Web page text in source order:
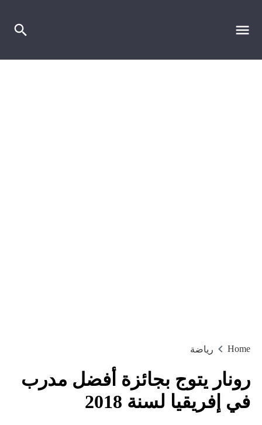
Home رياضة
رونار يتوج بجائزة أفضل مدرب
في إفريقيا لسنة 2018